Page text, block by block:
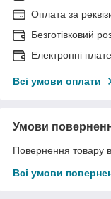
Оплата за
Безготівковий
Електронні
Всі умови оплати
Умови
Повернення товару
Всі умови